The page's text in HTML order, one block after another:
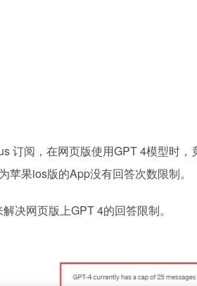
订阅，在网页版使用GPT 4模型时
苹果ios版的App没有回答次数限制。
决网页版上GPT 4的回答限制。